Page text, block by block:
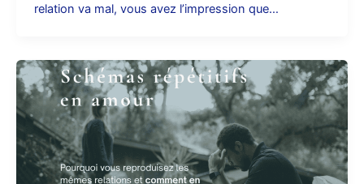
relation va mal, vous avez l’impression que…